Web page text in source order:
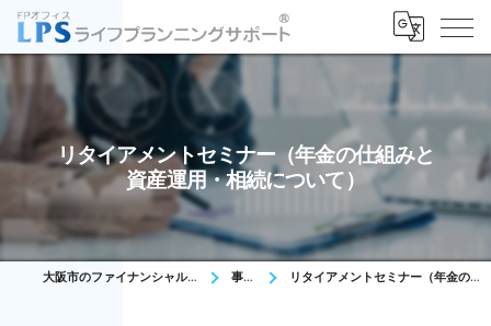
リタイアメントセミナー（年金の仕組みと
資産運用・相続について）
大阪市のファイナンシャルプランナーはFPオフィス LPS 事業内容 リタイアメントセミナー（年金の仕組みと資産運用・相続について）